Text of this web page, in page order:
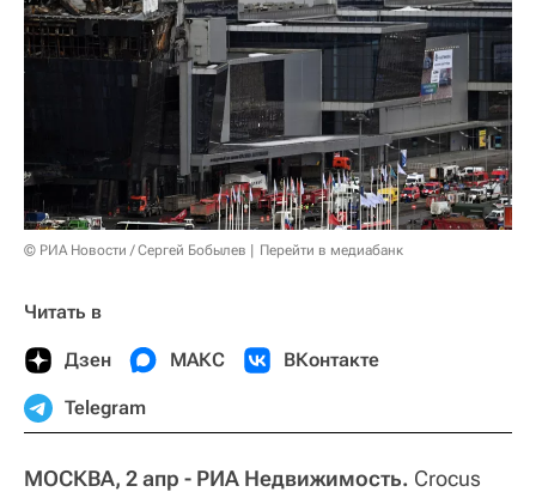
© РИА Новости / Сергей Бобылев Перейти в медиабанк
Читать в
Дзен МАКС ВКонтакте
Telegram
МОСКВА, 2 апр - РИА Недвижимость. Crocus